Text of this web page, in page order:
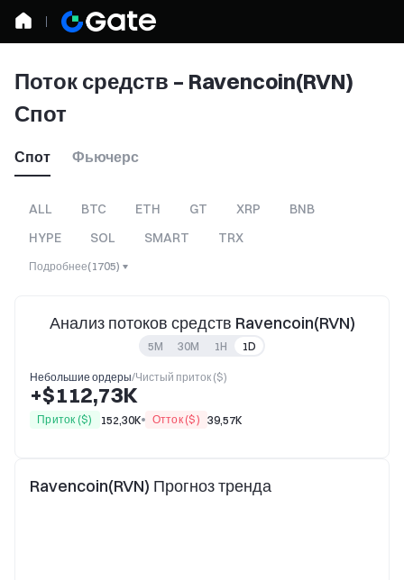
Поток средств – Ravencoin(RVN)
Спот
Спот Фьючерс
ALL BTC ETH GT XRP
BNB
HYPE
SOL SMART TRX
Подробнее(1705)
Анализ потоков средств Ravencoin(RVN)
5M 30M 1H 1D
Небольшие ордеры/Чистый приток ($)
+$112,73K
Приток ($) 152,30K Отток ($) 39,57K
Ravencoin(RVN) Прогноз тренда